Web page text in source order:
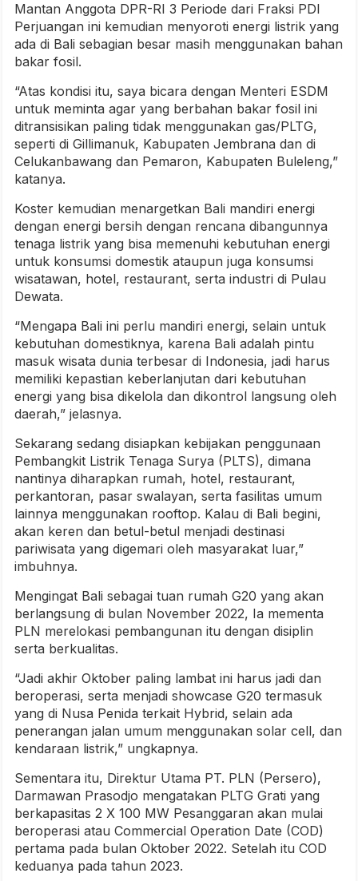
Mantan Anggota DPR-RI 3 Periode dari Fraksi PDI
Perjuangan ini kemudian menyoroti energi listrik yang
ada di Bali sebagian besar masih menggunakan bahan
bakar fosil.
“Atas kondisi itu, saya bicara dengan Menteri ESDM
untuk meminta agar yang berbahan bakar fosil ini
ditransisikan paling tidak menggunakan gas/PLTG,
seperti di Gillimanuk, Kabupaten Jembrana dan di
Celukanbawang dan Pemaron, Kabupaten Buleleng,”
katanya.
Koster kemudian menargetkan Bali mandiri energi
dengan energi bersih dengan rencana dibangunnya
tenaga listrik yang bisa memenuhi kebutuhan energi
untuk konsumsi domestik ataupun juga konsumsi
wisatawan, hotel, restaurant, serta industri di Pulau
Dewata.
“Mengapa Bali ini perlu mandiri energi, selain untuk
kebutuhan domestiknya, karena Bali adalah pintu
masuk wisata dunia terbesar di Indonesia, jadi harus
memiliki kepastian keberlanjutan dari kebutuhan
energi yang bisa dikelola dan dikontrol langsung oleh
daerah,” jelasnya.
Sekarang sedang disiapkan kebijakan penggunaan
Pembangkit Listrik Tenaga Surya (PLTS), dimana
nantinya diharapkan rumah, hotel, restaurant,
perkantoran, pasar swalayan, serta fasilitas umum
lainnya menggunakan rooftop. Kalau di Bali begini,
akan keren dan betul-betul menjadi destinasi
pariwisata yang digemari oleh masyarakat luar,”
imbuhnya.
Mengingat Bali sebagai tuan rumah G20 yang akan
berlangsung di bulan November 2022, Ia mementa
PLN merelokasi pembangunan itu dengan disiplin
serta berkualitas.
“Jadi akhir Oktober paling lambat ini harus jadi dan
beroperasi, serta menjadi showcase G20 termasuk
yang di Nusa Penida terkait Hybrid, selain ada
penerangan jalan umum menggunakan solar cell, dan
kendaraan listrik,” ungkapnya.
Sementara itu, Direktur Utama PT. PLN (Persero),
Darmawan Prasodjo mengatakan PLTG Grati yang
berkapasitas 2 X 100 MW Pesanggaran akan mulai
beroperasi atau Commercial Operation Date (COD)
pertama pada bulan Oktober 2022. Setelah itu COD
keduanya pada tahun 2023.